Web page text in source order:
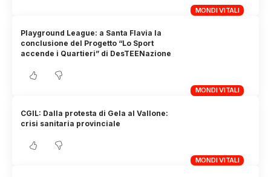
MONDI VITALI
MONDI VITALI
Playground League: a Santa Flavia la
conclusione del Progetto “Lo Sport
accende i Quartieri” di DesTEENazione
MONDI VITALI
CGIL: Dalla protesta di Gela al Vallone:
crisi sanitaria provinciale